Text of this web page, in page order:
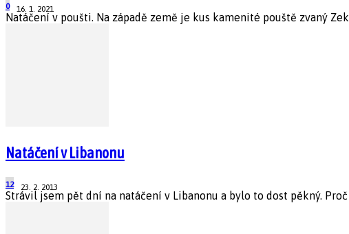
16. 1. 2021
0
Natáčení v poušti. Na západě země je kus kamenité pouště zvaný
Natáčení v Libanonu
23. 2. 2013
12
Strávil jsem pět dní na natáčení v Libanonu a bylo to dost pěkný.